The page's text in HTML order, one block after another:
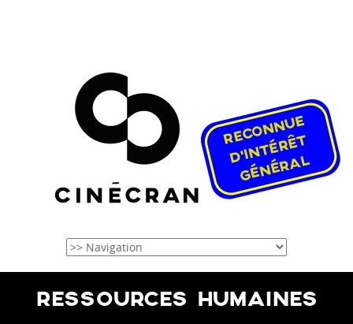
RESSOURCES HUMAINES